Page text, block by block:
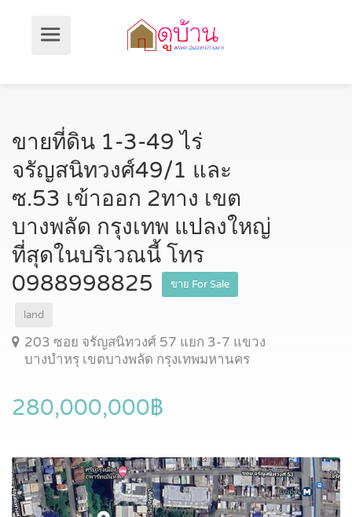
ขายที่ดิน 1-3-49 ไร่
จรัญสนิทวงศ์49/1 และ
ซ.53 เข้าออก 2ทาง เขต
บางพลัด กรุงเทพ แปลงใหญ่
ที่สุดในบริเวณนี้ โทร
0988998825
ขาย For Sale
land
203 ซอย จรัญสนิทวงศ์ 57 แยก 3-7 แขวง
บางบำหรุ เขตบางพลัด กรุงเทพมหานคร
280,000,000฿